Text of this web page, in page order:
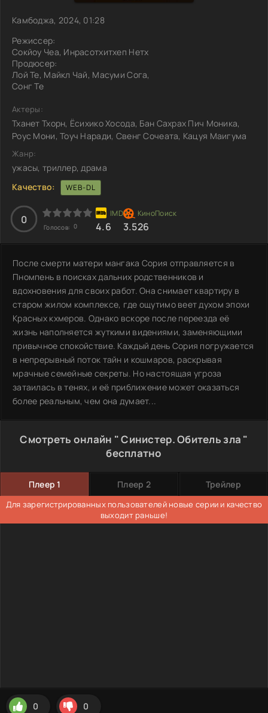
Камбоджа, 2024, 01:28
Режиссер:
Сокйоу Чеа, Инрасотхитхеп Нетх
Продюсер:
Лой Те, Майкл Чай, Масуми Сога,
Сонг Те
Актеры:
Тханет Тхорн, Ёсихико Хосода, Бан Сахрах Пич Моника,
Роус Мони, Тоуч Наради, Свенг Сочеата, Кацуя Маигума
Жанр:
ужасы, триллер, драма
Качество:
WEB-DL
0
Голосов: 0 4.6 3.526
После смерти матери мангака Сория отправляется в
Пномпень в поисках дальних родственников и
вдохновения для своих работ. Она снимает квартиру в
старом жилом комплексе, где ощутимо веет духом эпохи
Красных кхмеров. Однако вскоре после переезда её
жизнь наполняется жуткими видениями, заменяющими
привычное спокойствие. Каждый день Сория погружается
в непрерывный поток тайн и кошмаров, раскрывая
мрачные семейные секреты. Но настоящая угроза
затаилась в тенях, и её приближение может оказаться
более реальным, чем она думает...
Смотреть онлайн " Синистер. Обитель зла "
бесплатно
Плеер 1 Плеер 2 Трейлер
Для зарегистрированных пользователей новые серии и качество
выходит раньше!
0 0